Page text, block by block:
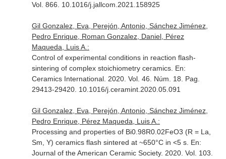
Vol. 866. 10.1016/j.jallcom.2021.158925
Gil Gonzalez, Eva, Perejón, Antonio, Sánchez Jiménez,
Pedro Enrique, Roman Gonzalez, Daniel, Pérez
Maqueda, Luis A.:
Control of experimental conditions in reaction flash-
sintering of complex stoichiometry ceramics. En:
Ceramics International. 2020. Vol. 46. Núm. 18. Pag.
29413-29420. 10.1016/j.ceramint.2020.05.091
Gil Gonzalez, Eva, Perejón, Antonio, Sánchez Jiménez,
Pedro Enrique, Pérez Maqueda, Luis A.:
Processing and properties of Bi0.98R0.02FeO3 (R = La,
Sm, Y) ceramics flash sintered at ~650°C in <5 s. En:
Journal of the American Ceramic Society. 2020. Vol. 103.